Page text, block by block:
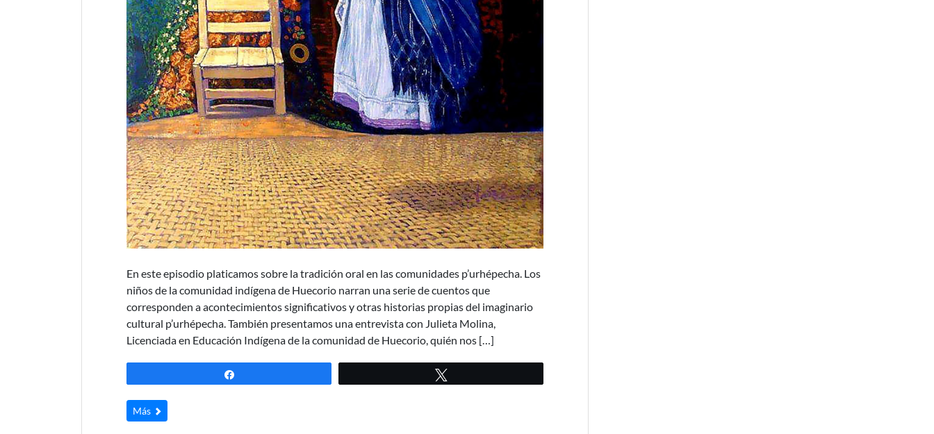
En este episodio platicamos sobre la tradición oral en las comunidades p’urhépecha. Los
niños de la comunidad indígena de Huecorio narran una serie de cuentos que
corresponden a acontecimientos significativos y otras historias propias del imaginario
cultural p’urhépecha. También presentamos una entrevista con Julieta Molina,
Licenciada en Educación Indígena de la comunidad de Huecorio, quién nos […]
Más